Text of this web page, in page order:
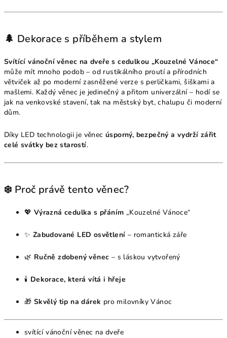
🌲 Dekorace s příběhem a stylem
Svítící vánoční věnec na dveře s cedulkou „Kouzelné Vánoce“
může mít mnoho podob – od rustikálního proutí a přírodních
větviček až po moderní zasněžené verze s perličkami, šiškami a
mašlemi. Každý věnec je jedinečný a přitom univerzální – hodí se
jak na venkovské stavení, tak na městský byt, chalupu či moderní
dům.
Díky LED technologii je věnec úsporný, bezpečný a vydrží zářit
celé svátky bez starostí.
❄️ Proč právě tento věnec?
💖 Výrazná cedulka s přáním „Kouzelné Vánoce“
✨ Zabudované LED osvětlení – romantická záře
🌿 Ručně zdobený věnec – s láskou vytvořený
🕯 Dekorace, která vítá i hřeje
🎁 Skvělý tip na dárek pro milovníky Vánoc
svítící vánoční věnec na dveře